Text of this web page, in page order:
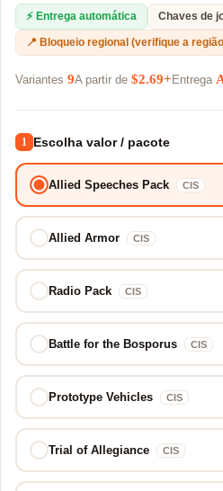
⚡ Entrega automática Chaves de
📍 Bloqueio regional (verifique a
Variantes 9A partir de $2.69+ Entrega
1 Escolha valor / pacote
Allied Speeches Pack CIS
Allied Armor CIS
Radio Pack CIS
Battle for the Bosporus CIS
Prototype Vehicles CIS
Trial of Allegiance CIS